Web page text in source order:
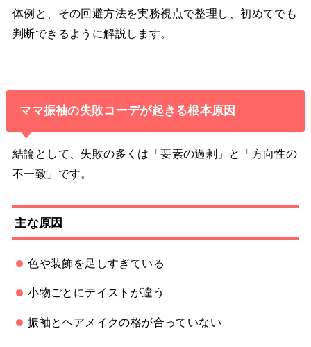
体例と、その回避方法を実務視点で整理し、初めてでも
判断できるように解説します。
ママ振袖の失敗コーデが起きる根本原因
結論として、失敗の多くは「要素の過剰」と「方向性の
不一致」です。
主な原因
色や装飾を足しすぎている
小物ごとにテイストが違う
振袖とヘアメイクの格が合っていない